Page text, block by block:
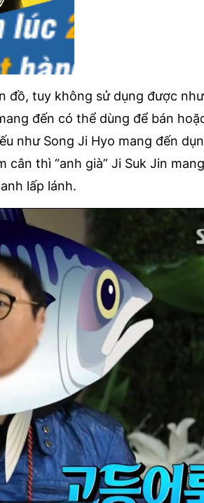
đồ, tuy không sử dụng được
đến có thể dùng để bán
như Song Ji Hyo mang đến
thì “anh già” Ji Suk Jin
lấp lánh.